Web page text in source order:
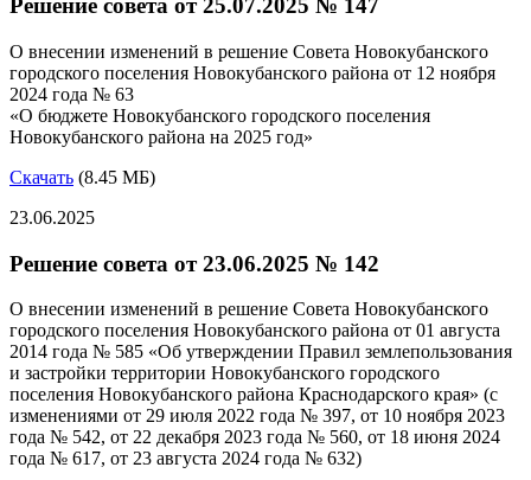
Решение совета от 25.07.2025 № 147
О внесении изменений в решение Совета Новокубанского
городского поселения Новокубанского района от 12 ноября
2024 года № 63
«О бюджете Новокубанского городского поселения
Новокубанского района на 2025 год»
Скачать (8.45 МБ)
23.06.2025
Решение совета от 23.06.2025 № 142
О внесении изменений в решение Совета Новокубанского
городского поселения Новокубанского района от 01 августа
2014 года № 585 «Об утверждении Правил землепользования
и застройки территории Новокубанского городского
поселения Новокубанского района Краснодарского края» (с
изменениями от 29 июля 2022 года № 397, от 10 ноября 2023
года № 542, от 22 декабря 2023 года № 560, от 18 июня 2024
года № 617, от 23 августа 2024 года № 632)